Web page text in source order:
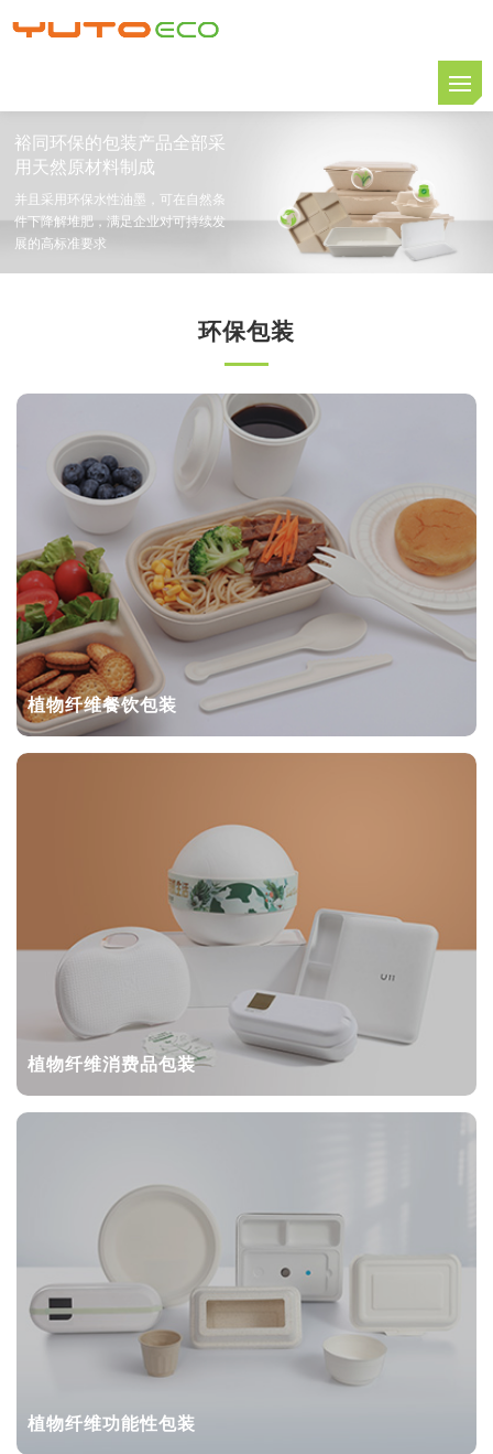
裕同环保的包装产品全部采
用天然原材料制成
并且采用环保水性油墨，可在自然条
件下降解堆肥，满足企业对可持续发
展的高标准要求
环保包装
植物纤维餐饮包装
植物纤维消费品包装
植物纤维功能性包装